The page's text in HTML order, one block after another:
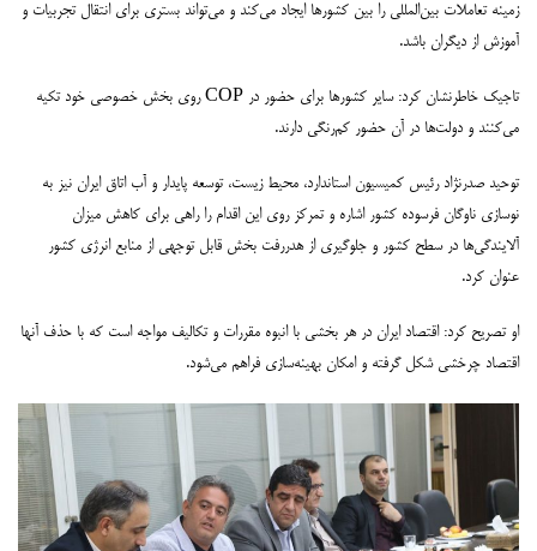
زمینه تعاملات بین‌المللی را بین کشورها ایجاد می‌کند و می‌تواند بستری برای انتقال تجربیات و
آموزش از دیگران باشد.
تاجیک خاطرنشان کرد: سایر کشورها برای حضور در COP روی بخش خصوصی خود تکیه
می‌کنند و دولت‌ها در آن حضور کم‌رنگی دارند.
توحید صدرنژاد رئیس کمیسیون استاندارد، محیط زیست، توسعه پایدار و آب اتاق ایران نیز به
نوسازی ناوگان فرسوده کشور اشاره و تمرکز روی این اقدام را راهی برای کاهش میزان
آلایندگی‌ها در سطح کشور و جلوگیری از هدررفت بخش قابل توجهی از منابع انرژی کشور
عنوان کرد.
او تصریح کرد: اقتصاد ایران در هر بخشی با انبوه مقررات و تکالیف مواجه است که با حذف آنها
اقتصاد چرخشی شکل گرفته و امکان بهینه‌سازی فراهم می‌شود.